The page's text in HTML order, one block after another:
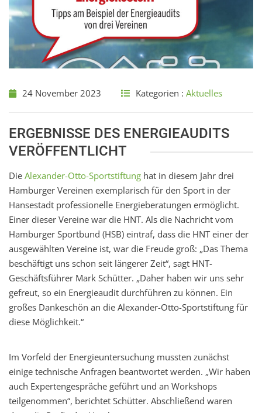
24 November 2023 Kategorien : Aktuelles
ERGEBNISSE DES ENERGIEAUDITS
VERÖFFENTLICHT
Die Alexander-Otto-Sportstiftung hat in diesem Jahr drei
Hamburger Vereinen exemplarisch für den Sport in der
Hansestadt professionelle Energieberatungen ermöglicht.
Einer dieser Vereine war die HNT. Als die Nachricht vom
Hamburger Sportbund (HSB) eintraf, dass die HNT einer der
ausgewählten Vereine ist, war die Freude groß: „Das Thema
beschäftigt uns schon seit längerer Zeit“, sagt HNT-
Geschäftsführer Mark Schütter. „Daher haben wir uns sehr
gefreut, so ein Energieaudit durchführen zu können. Ein
großes Dankeschön an die Alexander-Otto-Sportstiftung für
diese Möglichkeit.“
Im Vorfeld der Energieuntersuchung mussten zunächst
einige technische Anfragen beantwortet werden. „Wir haben
auch Expertengespräche geführt und an Workshops
teilgenommen“, berichtet Schütter. Abschließend waren